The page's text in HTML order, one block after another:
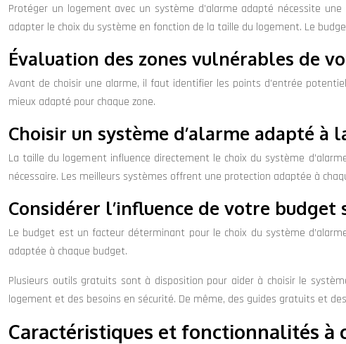
Protéger un logement avec un système d’alarme adapté nécessite
adapter le choix du système en fonction de la taille du logement. Le
Évaluation des zones vulnérables de
Avant de choisir une alarme, il faut identifier les points d’entrée
mieux adapté pour chaque zone.
Choisir un système d’alarme adapté
La taille du logement influence directement le choix du système
nécessaire. Les meilleurs systèmes offrent une protection adaptée à
Considérer l’influence de votre budget
Le budget est un facteur déterminant pour le choix du système
adaptée à chaque budget.
Plusieurs outils gratuits sont à disposition pour aider à choisir le
logement et des besoins en sécurité. De même, des guides gratuits et
Caractéristiques et fonctionnalités à